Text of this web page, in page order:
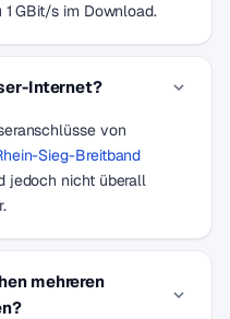
GBit/s im Download.
Internet?
von
Sieg-Breitband
jedoch nicht überall
mehreren